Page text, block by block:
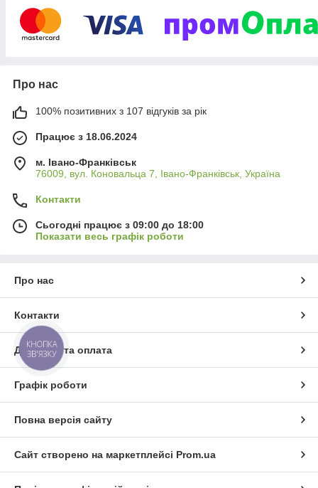
на ексклюзивні марки/моделі транспортних
засобів). Зробіть замовлення у нас на сайті та
отримайте ідеально сумісний пристрій, який
Про нас
100% позитивних з 107 відгуків за рік
Працює з 18.06.2024
м. Івано-Франківськ
76009, вул. Коновальца 7, Івано-Франківськ, Україна
Контакти
Сьогодні працює з 09:00 до 18:00
Показати весь графік роботи
Про нас
Контакти
Доставка та оплата
Графік роботи
Повна версія сайту
Сайт створено на маркетплейсі Prom.ua
КНОПКА
ЗВ'ЯЗКУ